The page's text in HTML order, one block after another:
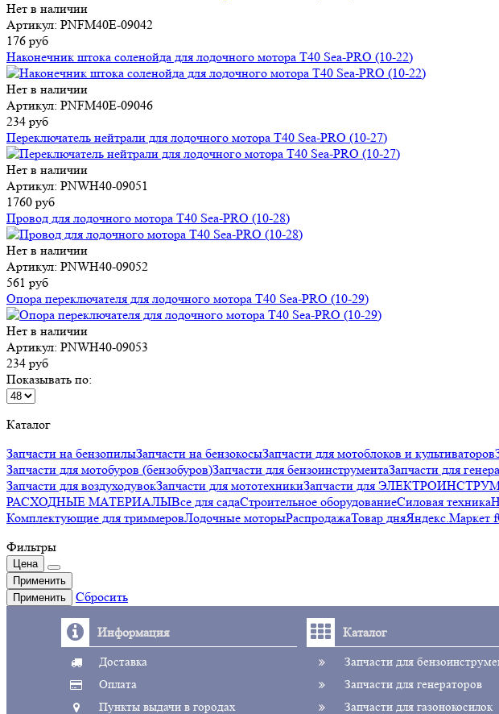
Нет в наличии
Артикул: PNFM40E-09042
176 руб
Наконечник штока соленойда для лодочного мотора T40 Sea-PRO (10-22)
Нет в наличии
Артикул: PNFM40E-09046
234 руб
Переключатель нейтрали для лодочного мотора T40 Sea-PRO (10-27)
Нет в наличии
Артикул: PNWH40-09051
1760 руб
Провод для лодочного мотора T40 Sea-PRO (10-28)
Нет в наличии
Артикул: PNWH40-09052
561 руб
Опора переключателя для лодочного мотора T40 Sea-PRO (10-29)
Нет в наличии
Артикул: PNWH40-09053
234 руб
Показывать по:
Каталог
Запчасти на бензопилыЗапчасти на бензокосыЗапчасти для мотоблоков и культиваторов
Запчасти для мотобуров (бензобуров)Запчасти для бензоинструментаЗапчасти для
Запчасти для воздуходувокЗапчасти для мототехникиЗапчасти для
РАСХОДНЫЕ МАТЕРИАЛЫВсе для садаСтроительное оборудованиеСиловая техника
Комплектующие для триммеровЛодочные моторыРаспродажаТовар дняЯндекс.Маркет f
Фильтры
Цена
Применить
Применить
Сбросить
Информация
Доставка
Оплата
Пункты выдачи в городах
Каталог
Запчасти для
Запчасти для генераторов
Запчасти для газонокосилок